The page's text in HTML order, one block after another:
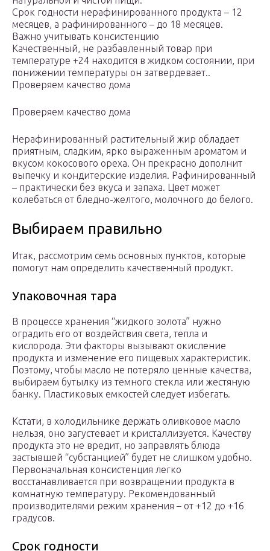
Срок годности нерафинированного продукта – 12
месяцев, а рафинированного – до 18 месяцев.
Важно учитывать консистенцию
Качественный, не разбавленный товар при
температуре +24 находится в жидком состоянии, при
понижении температуры он затвердевает..
Проверяем качество дома
Проверяем качество дома
Нерафинированный растительный жир обладает
приятным, сладким, ярко выраженным ароматом и
вкусом кокосового ореха. Он прекрасно дополнит
выпечку и кондитерские изделия. Рафинированный
– практически без вкуса и запаха. Цвет может
колебаться от бледно-желтого, молочного до белого.
Выбираем правильно
Итак, рассмотрим семь основных пунктов, которые
помогут нам определить качественный продукт.
Упаковочная тара
В процессе хранения “жидкого золота” нужно
оградить его от воздействия света, тепла и
кислорода. Эти факторы вызывают окисление
продукта и изменение его пищевых характеристик.
Поэтому, чтобы масло не потеряло ценные качества,
выбираем бутылку из темного стекла или жестяную
банку. Пластиковых емкостей следует избегать.
Кстати, в холодильнике держать оливковое масло
нельзя, оно загустевает и кристаллизуется. Качеству
продукта это не вредит, но заправлять блюда
застывшей “субстанцией” будет не слишком удобно.
Первоначальная консистенция легко
восстанавливается при возвращении продукта в
комнатную температуру. Рекомендованный
производителями режим хранения – от +12 до +16
градусов.
Срок годности